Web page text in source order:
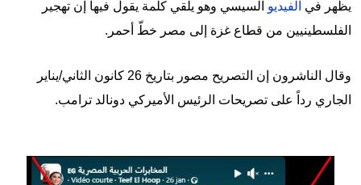
يظهر في الفيديو السيسي وهو يلقي كلمة يقول فيها إن تهجير
الفلسطينيين من قطاع غزة إلى مصر خطّ أحمر.
وقال الناشرون إن التصريح مصور بتاريخ 26 كانون الثاني/يناير
الجاري رداً على تصريحات الرئيس الأميركي دونالد ترامب.
Image